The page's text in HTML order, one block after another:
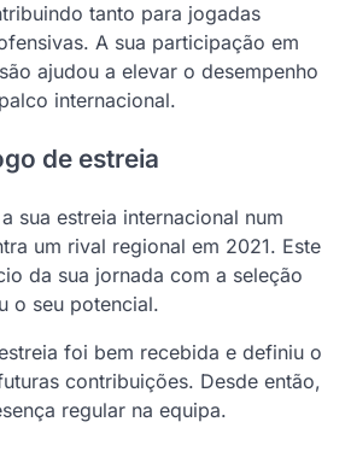
tanto para jogadas
A sua participação em
ajudou a elevar o desempenho
internacional.
de estreia
sua estreia internacional num
um rival regional em 2021. Este
da sua jornada com a seleção
o seu potencial.
foi bem recebida e definiu o
contribuições. Desde então,
regular na equipa.